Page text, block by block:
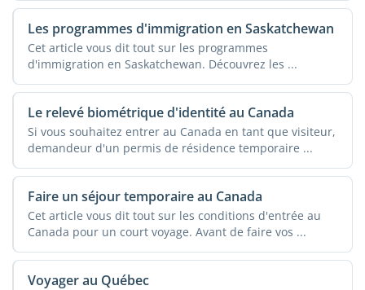
Les programmes d'immigration en Saskatchewan
Cet article vous dit tout sur les programmes
d'immigration en Saskatchewan. Découvrez les ...
Le relevé biométrique d'identité au Canada
Si vous souhaitez entrer au Canada en tant que visiteur,
demandeur d'un permis de résidence temporaire ...
Faire un séjour temporaire au Canada
Cet article vous dit tout sur les conditions d'entrée au
Canada pour un court voyage. Avant de faire vos ...
Voyager au Québec